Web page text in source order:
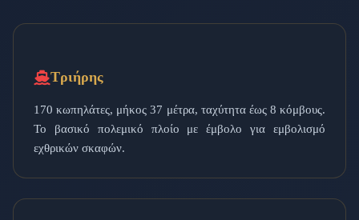
Τριήρης
170 κωπηλάτες, μήκος 37 μέτρα, ταχύτητα έως 8 κόμβους.
Το βασικό πολεμικό πλοίο με έμβολο για εμβολισμό
εχθρικών σκαφών.